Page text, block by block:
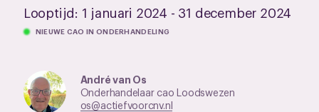
Looptijd: 1 januari 2024 - 31 december 2024
NIEUWE CAO IN ONDERHANDELING
André van Os
Onderhandelaar cao Loodswezen
os@actiefvoorcnv.nl